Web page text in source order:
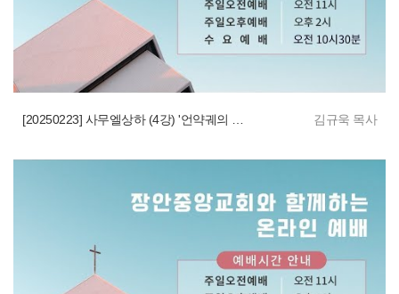
[20250223] 사무엘상하 (4강) '언약궤의 심판:패배와 승리' 김규욱 목사